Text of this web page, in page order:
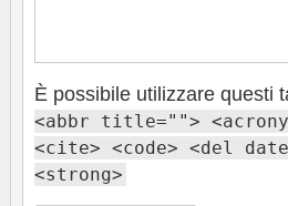
È possibile utilizzare questi
<abbr title="">
<cite> <code> <del
<strong>